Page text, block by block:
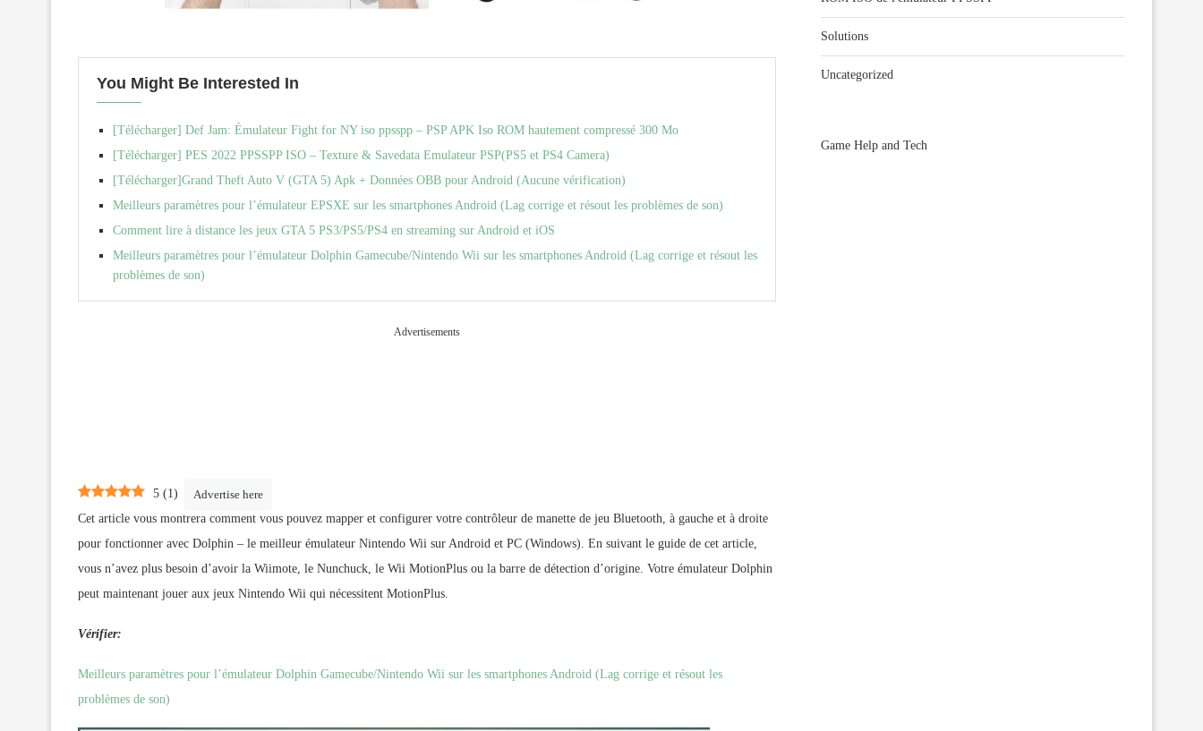
You Might Be Interested In
[Télécharger] Def Jam: Émulateur Fight for NY iso ppsspp – PSP APK Iso ROM hautement compressé 300 Mo
[Télécharger] PES 2022 PPSSPP ISO – Texture & Savedata Emulateur PSP(PS5 et PS4 Camera)
[Télécharger]Grand Theft Auto V (GTA 5) Apk + Données OBB pour Android (Aucune vérification)
Meilleurs paramètres pour l’émulateur EPSXE sur les smartphones Android (Lag corrige et résout les problèmes de son)
Comment lire à distance les jeux GTA 5 PS3/PS5/PS4 en streaming sur Android et iOS
Meilleurs paramètres pour l’émulateur Dolphin Gamecube/Nintendo Wii sur les smartphones Android (Lag corrige et résout les
problèmes de son)
Advertisements
Advertise here
5 (1)
Cet article vous montrera comment vous pouvez mapper et configurer votre contrôleur de manette de jeu Bluetooth, à gauche et à droite
pour fonctionner avec Dolphin – le meilleur émulateur Nintendo Wii sur Android et PC (Windows). En suivant le guide de cet article,
vous n’avez plus besoin d’avoir la Wiimote, le Nunchuck, le Wii MotionPlus ou la barre de détection d’origine. Votre émulateur Dolphin
peut maintenant jouer aux jeux Nintendo Wii qui nécessitent MotionPlus.
Vérifier:
Meilleurs paramètres pour l’émulateur Dolphin Gamecube/Nintendo Wii sur les smartphones Android (Lag corrige et résout les
problèmes de son)
Solutions
Uncategorized
Game Help and Tech